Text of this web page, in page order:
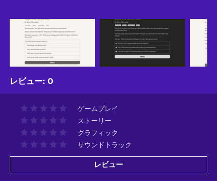
レビュー: 0
ゲームプレイ
ストーリー
グラフィック
サウンドトラック
レビュー